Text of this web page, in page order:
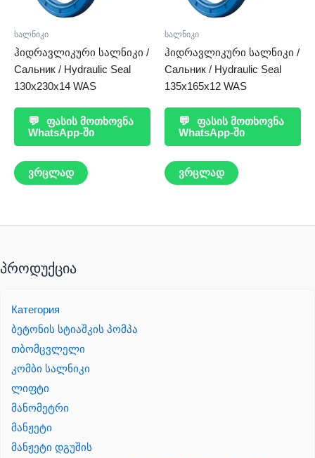
სალნიკი
ჰიდრავლიკური სალნიკი /
Сальник / Hydraulic Seal
130x230x14 WAS
💬
ფასის მოთხოვნა
WhatsApp-ში
ვრცლად
სალნიკი
ჰიდრავლიკური სალნიკი /
Сальник / Hydraulic Seal
135x165x12 WAS
💬
ფასის მოთხოვნა
WhatsApp-ში
ვრცლად
პროდუქცია
Категория
ბეტონის სტიაშკის პომპა
თბომცვლელი
კომბი სალნიკი
ლიფტი
მანომეტრი
მანჟეტი
მანჟეტი დგუშის